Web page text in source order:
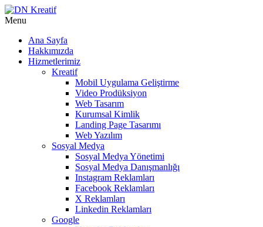
Menu
Ana Sayfa
Hakkımızda
Hizmetlerimiz
Kreatif
Mobil Uygulama Geliştirme
Video Prodüksiyon
Web Tasarım
Kurumsal Kimlik
Landing Page Tasarımı
Web Yazılım
Sosyal Medya
Sosyal Medya Yönetimi
Sosyal Medya Danışmanlığı
Instagram Reklamları
Facebook Reklamları
X Reklamları
Linkedin Reklamları
Google